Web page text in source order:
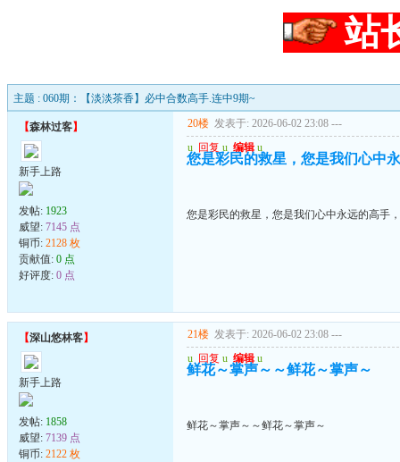
站
主题 : 060期：【淡淡茶香】必中合数高手.连中9期~
【森林过客】
新手上路
发帖: 1923
威望: 7145 点
铜币: 2128 枚
贡献值: 0 点
好评度: 0 点
20楼 发表于: 2026-06-02 23:08 ---
u 回复 u 编辑 u
您是彩民的救星，您是我们心中
您是彩民的救星，您是我们心中永远的高手
【深山悠林客】
新手上路
发帖: 1858
威望: 7139 点
铜币: 2122 枚
21楼 发表于: 2026-06-02 23:08 ---
u 回复 u 编辑 u
鲜花～掌声～～鲜花～掌声～
鲜花～掌声～～鲜花～掌声～